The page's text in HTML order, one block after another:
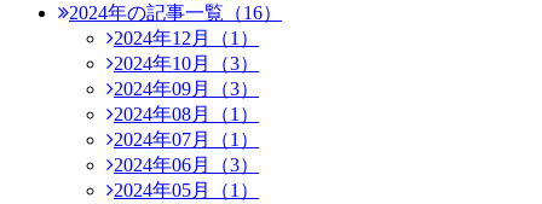
2024年の記事一覧（16）
2024年12月（1）
2024年10月（3）
2024年09月（3）
2024年08月（1）
2024年07月（1）
2024年06月（3）
2024年05月（1）